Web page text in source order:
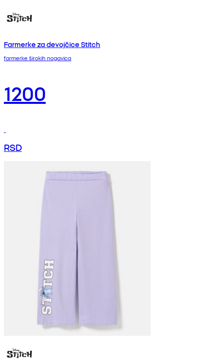
Farmerke za devojčice Stitch
farmerke širokih nogavica
1200
RSD